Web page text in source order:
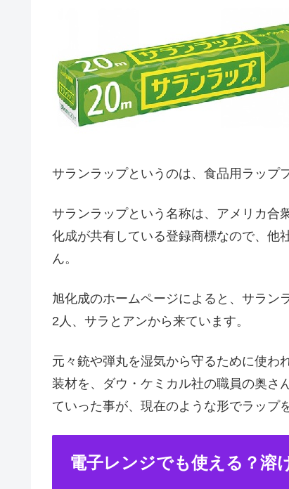
サランラップというのは、食品用ラップ
サランラップという名称は、アメリカ合
化成が共有している登録商標なので、他
ん。
旭化成のホームページによると、サラン
2人、サラとアンから来ています。
元々銃や弾丸を湿気から守るために使わ
装材を、ダウ・ケミカル社の職員の奥さ
ていった事が、現在のような形でラップ
電子レンジでも使える？溶